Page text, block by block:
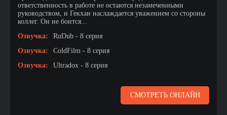
ответственность в работе не остаются незамеченными
руководством, и Гекхан наслаждается уважением со стороны
коллег. Он не боится...
Озвучка:
RuDub - 8 серия
Озвучка:
ColdFilm - 8 серия
Озвучка:
Ultradox - 8 серия
СМОТРЕТЬ ОНЛАЙН